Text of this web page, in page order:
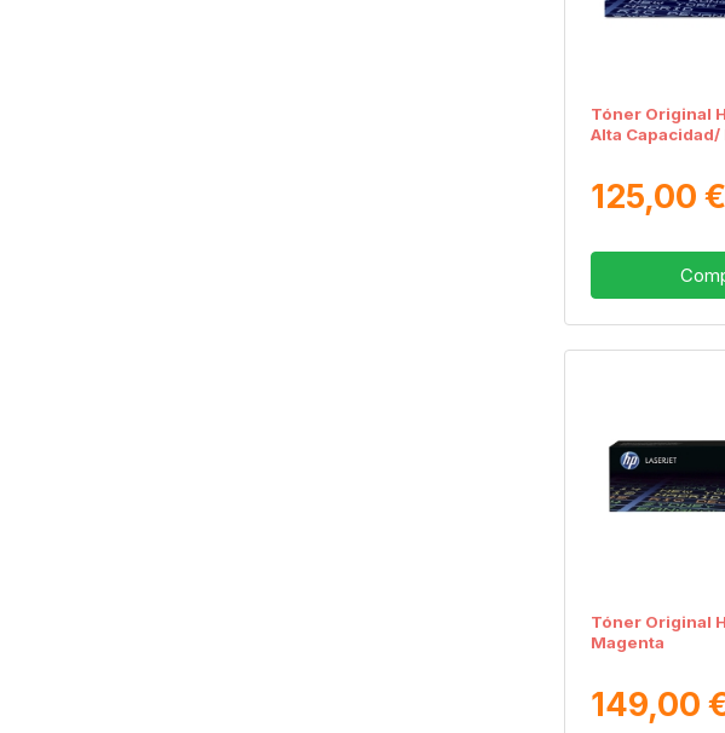
Tóner Original
Alta Capacidad/
125,00 €
Tóner Original
Magenta
149,00